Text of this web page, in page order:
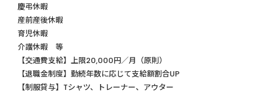
慶弔休暇
産前産後休暇
育児休暇
介護休暇 等
【交通費支給】上限20,000円／月（原則）
【退職金制度】勤続年数に応じて支給額割合UP
【制服貸与】Tシャツ、トレーナー、アウター